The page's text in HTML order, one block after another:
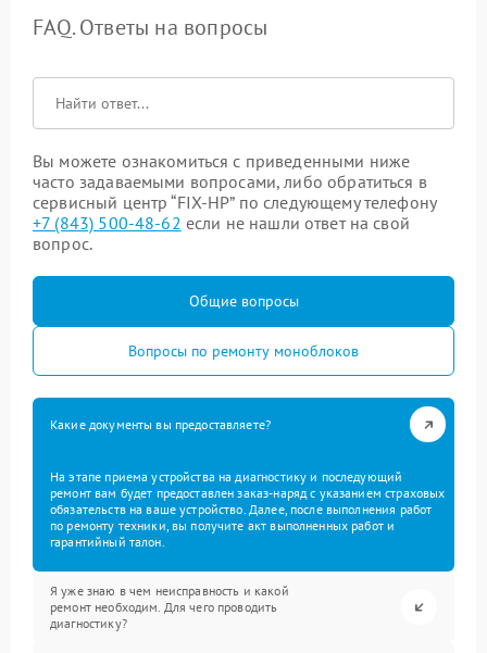
FAQ. Ответы на вопросы
Вы можете ознакомиться с приведенными ниже
часто задаваемыми вопросами, либо обратиться в
сервисный центр “FIX-HP” по следующему телефону
+7 (843) 500-48-62 если не нашли ответ на свой
вопрос.
Общие вопросы
Вопросы по ремонту моноблоков
Какие документы вы предоставляете?
На этапе приема устройства на диагностику и последующий
ремонт вам будет предоставлен заказ-наряд с указанием страховых
обязательств на ваше устройство. Далее, после выполнения работ
по ремонту техники, вы получите акт выполненных работ и
гарантийный талон.
Я уже знаю в чем неисправность и какой
ремонт необходим. Для чего проводить
диагностику?